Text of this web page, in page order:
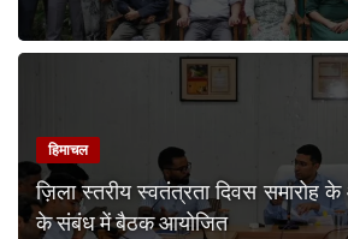
हिमाचल
ज़िला स्तरीय स्वतंत्रता दिवस समारोह
के संबंध में बैठक आयोजित